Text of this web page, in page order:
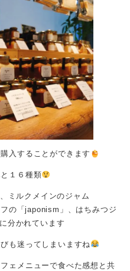
入することができます
１６種類
ミルクメインのジャム
の「japonism」、はちみつジ
分かれています
も迷ってしまいますね
ェメニューで食べた感想と共